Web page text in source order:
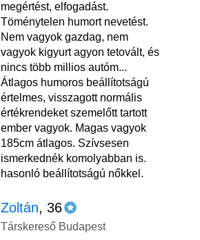
megértést, elfogadást.
Töménytelen humort nevetést.
Nem vagyok gazdag, nem
vagyok kigyurt agyon tetovált, és
nincs több millios autóm...
Átlagos humoros beállítotságú
értelmes, visszagott normális
értékrendeket szemelőtt tartott
ember vagyok. Magas vagyok
185cm átlagos. Szívsesen
ismerkednék komolyabban is.
hasonló beállítotságú nőkkel.
Zoltán, 36
Társkereső Budapest